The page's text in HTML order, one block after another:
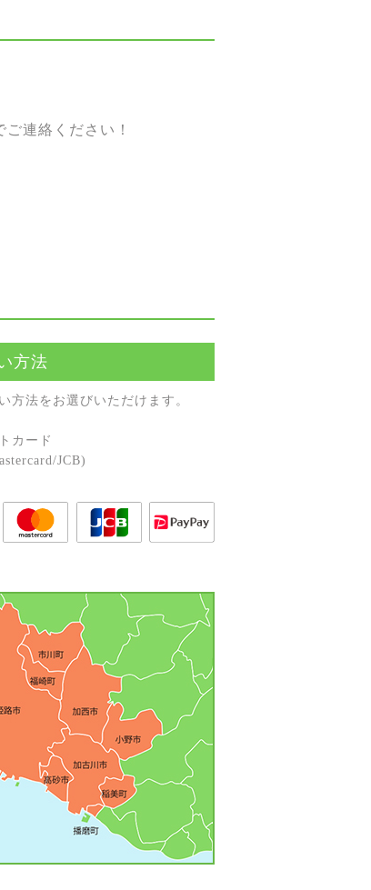
連絡ください！
方法
⽅法をお選びいただけます。
カード
JCB)